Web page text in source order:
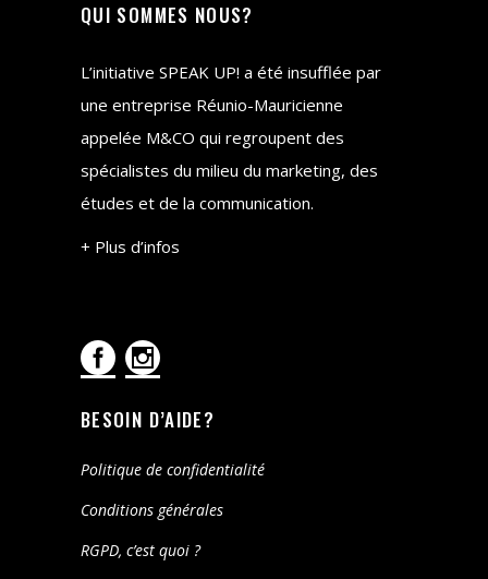
QUI SOMMES NOUS?
L’initiative SPEAK UP! a été insufflée par
une entreprise Réunio-Mauricienne
appelée M&CO qui regroupent des
spécialistes du milieu du marketing, des
études et de la communication.
+ Plus d’infos
BESOIN D’AIDE?
Politique de confidentialité
Conditions générales
RGPD, c’est quoi ?